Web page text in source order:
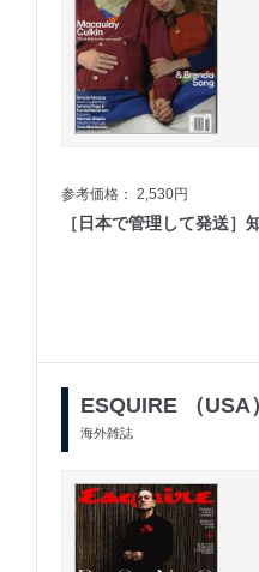
参考価格： 2,530円
［日本で管理して発送］
ESQUIRE （USA）
海外雑誌